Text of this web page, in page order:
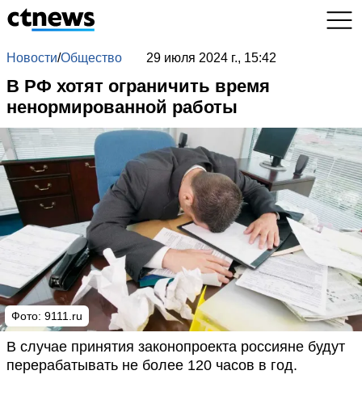
Новости/Общество 29 июля 2024 г., 15:42
В РФ хотят ограничить время
ненормированной работы
Фото: 9111.ru
В случае принятия законопроекта россияне будут
перерабатывать не более 120 часов в год.